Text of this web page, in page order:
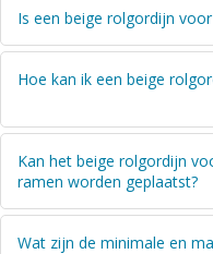
Een verduisterend beige
weerkaatst
Is een beige rolgordijn
Ja, een beige rolgordijn
Hoe kan ik een beige
U plaatst de sierkap met
schroeft het daarna vast.
daarna de koorden door
koordstoppers aan de
Kan het beige rolgordijn
ramen worden geplaatst?
Nee, het rolgordijn voor
Wat zijn de minimale en